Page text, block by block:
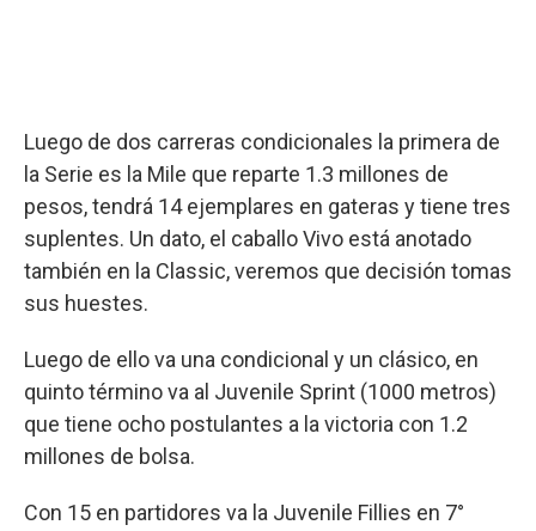
Luego de dos carreras condicionales la primera de
la Serie es la Mile que reparte 1.3 millones de
pesos, tendrá 14 ejemplares en gateras y tiene tres
suplentes. Un dato, el caballo Vivo está anotado
también en la Classic, veremos que decisión tomas
sus huestes.
Luego de ello va una condicional y un clásico, en
quinto término va al Juvenile Sprint (1000 metros)
que tiene ocho postulantes a la victoria con 1.2
millones de bolsa.
Con 15 en partidores va la Juvenile Fillies en 7°